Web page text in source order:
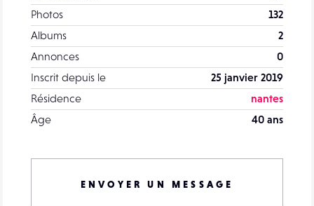
Photos
132
Albums
2
Annonces
0
Inscrit depuis le
25 janvier 2019
Résidence
nantes
Âge
40 ans
ENVOYER UN MESSAGE